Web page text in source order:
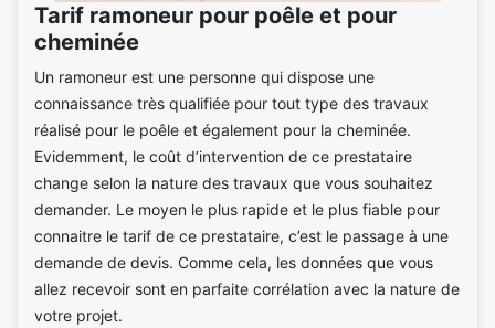
Tarif ramoneur pour poêle et pour
cheminée
Un ramoneur est une personne qui dispose une
connaissance très qualifiée pour tout type des travaux
réalisé pour le poêle et également pour la cheminée.
Evidemment, le coût d’intervention de ce prestataire
change selon la nature des travaux que vous souhaitez
demander. Le moyen le plus rapide et le plus fiable pour
connaitre le tarif de ce prestataire, c’est le passage à une
demande de devis. Comme cela, les données que vous
allez recevoir sont en parfaite corrélation avec la nature de
votre projet.